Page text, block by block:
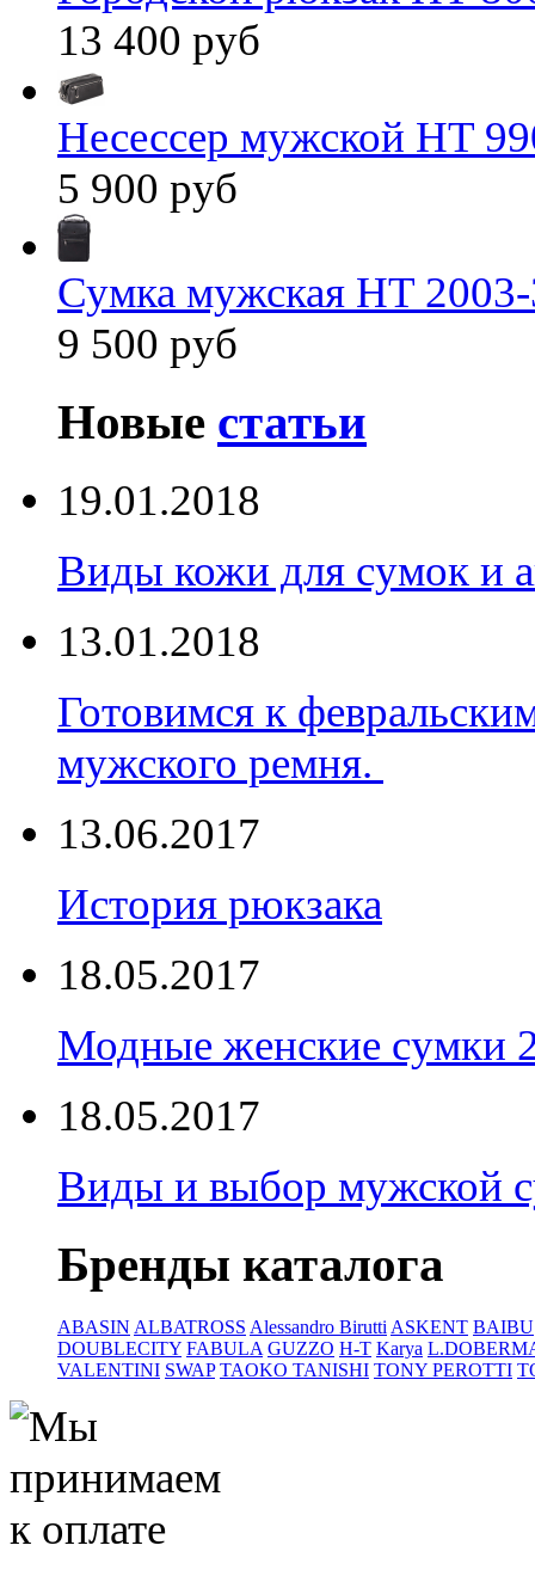
13 400 руб
Несессер мужской HT
5 900 руб
Сумка мужская HT
9 500 руб
Новые статьи
19.01.2018
Виды кожи для сумок и
13.01.2018
Готовимся к
мужского ремня.
13.06.2017
История рюкзака
18.05.2017
Модные женские сумки
18.05.2017
Виды и выбор мужской
Бренды каталога
ABASIN ALBATROSS Alessandro Birutti ASKENT BAIBU
DOUBLECITY FABULA GUZZO H-T Karya
VALENTINI SWAP TAOKO TANISHI TONY PEROTTI